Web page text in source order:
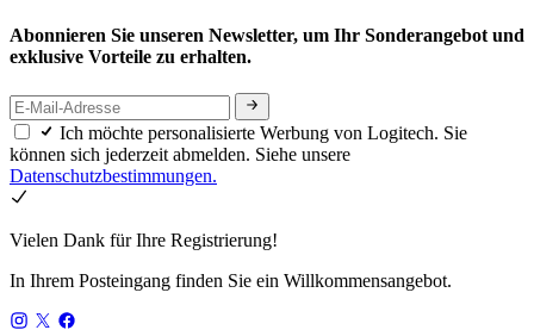
Abonnieren Sie unseren Newsletter, um Ihr Sonderangebot und
exklusive Vorteile zu erhalten.
Ich möchte personalisierte Werbung von Logitech. Sie
können sich jederzeit abmelden. Siehe unsere
Datenschutzbestimmungen.
Vielen Dank für Ihre Registrierung!
In Ihrem Posteingang finden Sie ein Willkommensangebot.